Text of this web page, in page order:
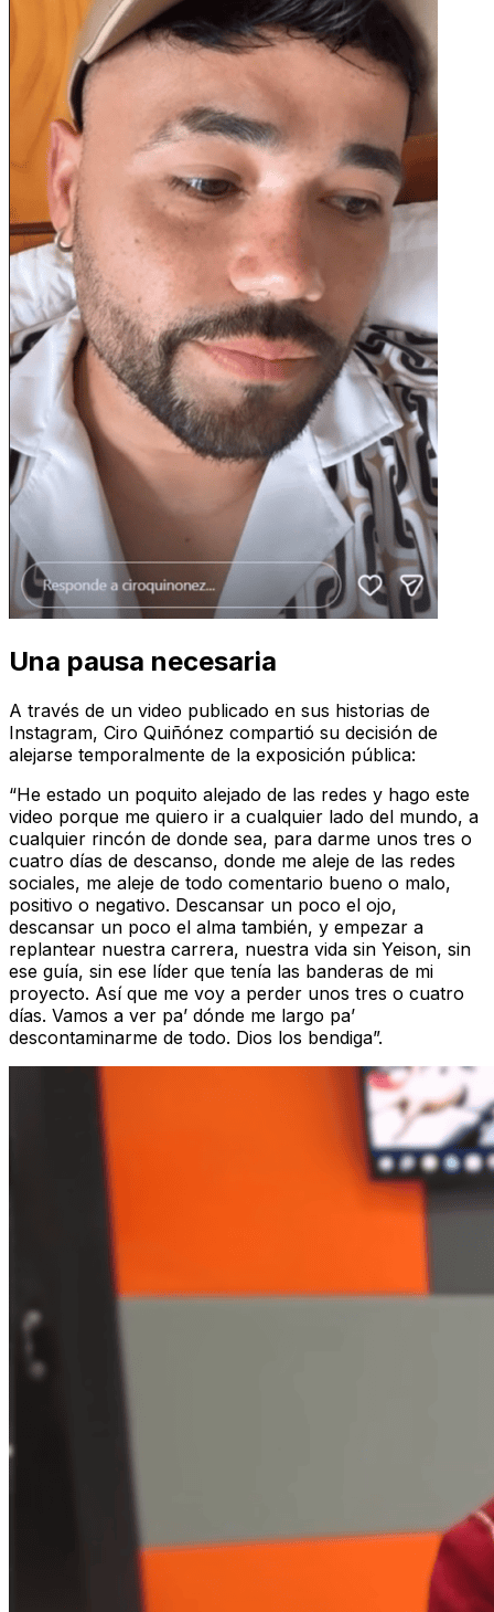
Una pausa necesaria
A través de un video publicado en sus historias de
Instagram, Ciro Quiñónez compartió su decisión de
alejarse temporalmente de la exposición pública:
“He estado un poquito alejado de las redes y hago este
video porque me quiero ir a cualquier lado del mundo, a
cualquier rincón de donde sea, para darme unos tres o
cuatro días de descanso, donde me aleje de las redes
sociales, me aleje de todo comentario bueno o malo,
positivo o negativo. Descansar un poco el ojo,
descansar un poco el alma también, y empezar a
replantear nuestra carrera, nuestra vida sin Yeison, sin
ese guía, sin ese líder que tenía las banderas de mi
proyecto. Así que me voy a perder unos tres o cuatro
días. Vamos a ver pa’ dónde me largo pa’
descontaminarme de todo. Dios los bendiga”.